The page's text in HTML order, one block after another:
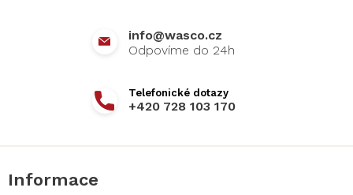
info@wasco.cz
+420 728 103 170
Informace